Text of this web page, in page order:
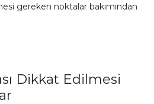
gereken noktalar bakımından
Dikkat Edilmesi